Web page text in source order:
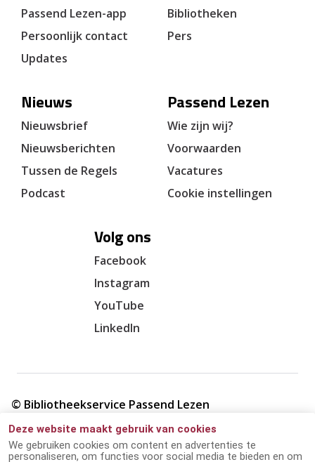
Deze website maakt gebruik van cookies
We gebruiken cookies om content en advertenties te
personaliseren, om functies voor social media te bieden en om
Passend Lezen-app
Persoonlijk contact
Updates
Bibliotheken
Pers
Nieuws
Nieuwsbrief
Nieuwsberichten
Tussen de Regels
Podcast
Passend Lezen
Wie zijn wij?
Voorwaarden
Vacatures
Cookie instellingen
Volg ons
Facebook
Instagram
YouTube
LinkedIn
© Bibliotheekservice Passend Lezen
Cookie verklaring